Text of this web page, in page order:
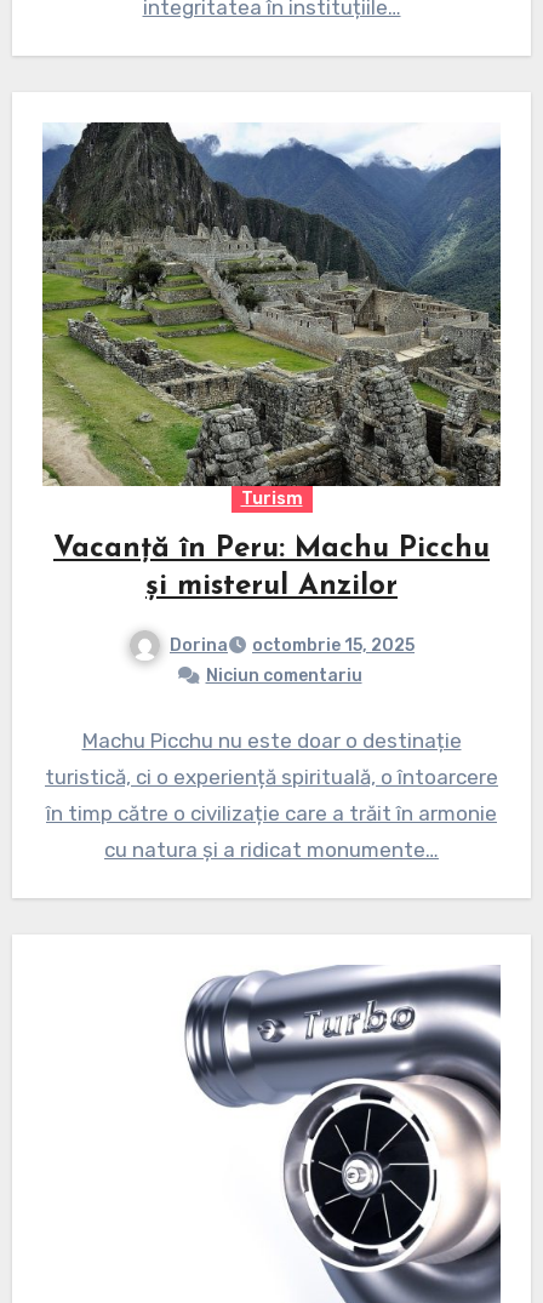
integritatea în instituțiile…
Turism
Vacanță în Peru: Machu Picchu
și misterul Anzilor
Dorina
octombrie 15, 2025
Niciun comentariu
Machu Picchu nu este doar o destinație
turistică, ci o experiență spirituală, o întoarcere
în timp către o civilizație care a trăit în armonie
cu natura și a ridicat monumente…